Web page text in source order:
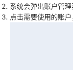
系统会弹出账户管
点击需要使用的账